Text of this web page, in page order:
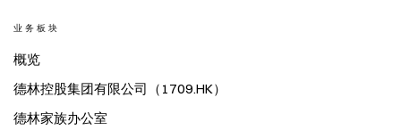
业务板块
概览
德林控股集团有限公司（1709.HK）
德林家族办公室